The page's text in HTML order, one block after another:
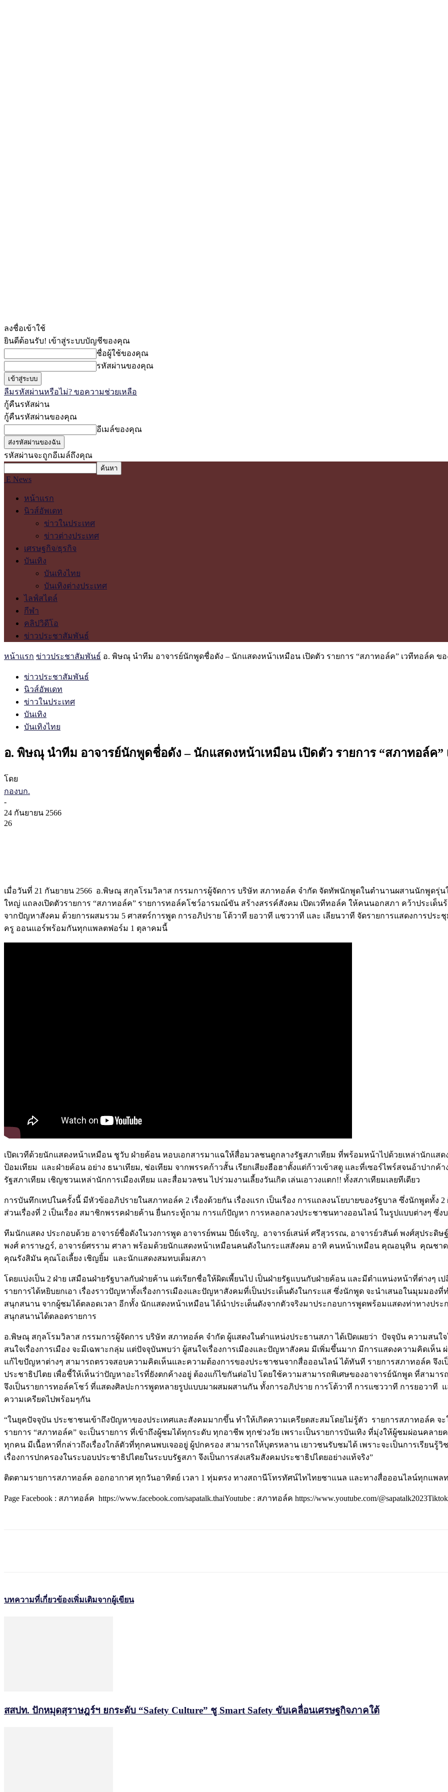
ลงชื่อเข้าใช้
ยินดีต้อนรับ! เข้าสู่ระบบบัญชีของคุณ
ชื่อผู้ใช้ของคุณ
รหัสผ่านของคุณ
ลืมรหัสผ่านหรือไม่? ขอความช่วยเหลือ
กู้คืนรหัสผ่าน
กู้คืนรหัสผ่านของคุณ
อีเมล์ของคุณ
รหัสผ่านจะถูกอีเมล์ถึงคุณ
E News
หน้าแรก
นิวส์อัพเดท
ข่าวในประเทศ
ข่าวต่างประเทศ
เศรษฐกิจ/ธุรกิจ
บันเทิง
บันเทิงไทย
บันเทิงต่างประเทศ
ไลฟ์สไตล์
กีฬา
คลิปวิดีโอ
ข่าวประชาสัมพันธ์
หน้าแรก ข่าวประชาสัมพันธ์ อ. พิษณุ นำทีม อาจารย์นักพูดชื่อดัง – นักแสดงหน้าเหมือน เปิดตัว รายการ “สภาทอล์ค” เวทีทอล์ค ข
ข่าวประชาสัมพันธ์
นิวส์อัพเดท
ข่าวในประเทศ
บันเทิง
บันเทิงไทย
อ. พิษณุ นำทีม อาจารย์นักพูดชื่อดัง – นักแสดงหน้าเหมือน เปิดตัว รายการ “สภาทอล์ค
โดย
กองบก.
-
24 กันยายน 2566
26
เมื่อวันที่ 21 กันยายน 2566 อ.พิษณุ สกุลโรมวิลาส กรรมการผู้จัดการ บริษัท สภาทอล์ค จำกัด จัดทัพนักพูดในตำนานผสานนักพูดรุ่
ใหญ่ แถลงเปิดตัวรายการ “สภาทอล์ค” รายการทอล์คโชว์อารมณ์ขัน สร้างสรรค์สังคม เปิดเวทีทอล์ค ให้คนนอกสภา คว้าประเด็
จากปัญหาสังคม ด้วยการผสมรวม 5 ศาสตร์การพูด การอภิปราย โต้วาที ยอวาที แซววาที และ เลียนวาที จัดรายการแสดงการป
ครู ออนแอร์พร้อมกันทุกแพลตฟอร์ม 1 ตุลาคมนี้
เปิดเวทีด้วยนักแสดงหน้าเหมือน ชูวับ ฝ่ายค้อน หอบเอกสารมาแฉให้สื่อมวลชนดูกลางรัฐสภาเทียม ที่พร้อมหน้าไปด้วยเหล่านักแส
ป้อมเทียม และฝ่ายค้อน อย่าง ธนาเทียม, ช่อเทียม จากพรรคก้าวสั้น เรียกเสียงฮือฮาตั้งแต่ก้าวเข้าสตู และที่เซอร์ไพร์สจนอ้าปาก
รัฐสภาเทียม เชิญชวนเหล่านักการเมืองเทียม และสื่อมวลชน ไปร่วมงานเลี้ยงวันเกิด เล่นเอาวงแตก!! ทั้งสภาเทียมเลยทีเดียว
การบันทึกเทปในครั้งนี้ มีหัวข้ออภิปรายในสภาทอล์ค 2 เรื่องด้วยกัน เรื่องแรก เป็นเรื่อง การแถลงนโยบายของรัฐบาล ซึ่งนักพูดทั้
ส่วนเรื่องที่ 2 เป็นเรื่อง สมาชิกพรรคฝ่ายค้าน ยื่นกระทู้ถาม การแก้ปัญหา การหลอกลวงประชาชนทางออนไลน์ ในรูปแบบต่างๆ ซึ่
ทีมนักแสดง ประกอบด้วย อาจารย์ชื่อดังในวงการพูด อาจารย์พนม ปีย์เจริญ, อาจารย์เสน่ห์ ศรีสุวรรณ, อาจารย์วสันต์ พงศ์สุประดิ
พงศ์ ดาราษฎร์, อาจารย์ศรราม ศาลา พร้อมด้วยนักแสดงหน้าเหมือนคนดังในกระแสสังคม อาทิ คนหน้าเหมือน คุณอนุทิน คุณ
คุณรังสิมัน คุณโอเลี้ยง เชิญยิ้ม และนักแสดงสมทบเต็มสภา
โดยแบ่งเป็น 2 ฝ่าย เสมือนฝ่ายรัฐบาลกับฝ่ายค้าน แต่เรียกชื่อให้ผิดเพี้ยนไป เป็นฝ่ายรัฐแบนกับฝ่ายค้อน และมีตำแหน่งหน้าที่ต่างๆ
รายการได้หยิบยกเอา เรื่องราวปัญหาทั้งเรื่องการเมืองและปัญหาสังคมที่เป็นประเด็นดังในกระแส ซึ่งนักพูด จะนำเสนอในมุมมองที่
สนุกสนาน จากผู้ชมได้ตลอดเวลา อีกทั้ง นักแสดงหน้าเหมือน ได้นำประเด็นดังจากตัวจริงมาประกอบการพูดพร้อมแสดงท่าทางปร
สนุกสนานได้ตลอดรายการ
อ.พิษณุ สกุลโรมวิลาส กรรมการผู้จัดการ บริษัท สภาทอล์ค จำกัด ผู้แสดงในตำแหน่งประธานสภา ได้เปิดเผยว่า ปัจจุบัน ความสนใ
สนใจเรื่องการเมือง จะมีเฉพาะกลุ่ม แต่ปัจจุบันพบว่า ผู้สนใจเรื่องการเมืองและปัญหาสังคม มีเพิ่มขึ้นมาก มีการแสดงความคิดเห็น
แก้ไขปัญหาต่างๆ สามารถตรวจสอบความคิดเห็นและความต้องการของประชาชนจากสื่อออนไลน์ ได้ทันที รายการสภาทอล์ค จึง
ประชาธิปไตย เพื่อชี้ให้เห็นว่าปัญหาอะไรที่ยังตกค้างอยู่ ต้องแก้ไขกันต่อไป โดยใช้ความสามารถพิเศษของอาจารย์นักพูด ที่สามา
จึงเป็นรายการทอล์คโชว์ ที่แสดงศิลปะการพูดหลายรูปแบบมาผสมผสานกัน ทั้งการอภิปราย การโต้วาที การแซววาที การยอวา
ความเครียดไปพร้อมๆกัน
“ในยุคปัจจุบัน ประชาชนเข้าถึงปัญหาของประเทศและสังคมมากขึ้น ทำให้เกิดความเครียดสะสมโดยไม่รู้ตัว รายการสภาทอล์ค จ
รายการ “สภาทอล์ค” จะเป็นรายการ ที่เข้าถึงผู้ชมได้ทุกระดับ ทุกอาชีพ ทุกช่วงวัย เพราะเป็นรายการบันเทิง ที่มุ่งให้ผู้ชมผ่อนคลา
ทุกคน มีเนื้อหาที่กล่าวถึงเรื่องใกล้ตัวที่ทุกคนพบเจออยู่ ผู้ปกครอง สามารถให้บุตรหลาน เยาวชนรับชมได้ เพราะจะเป็นการเรียนรู้
เรื่องการปกครองในระบอบประชาธิปไตยในระบบรัฐสภา จึงเป็นการส่งเสริมสังคมประชาธิปไตยอย่างแท้จริง”
ติดตามรายการสภาทอล์ค ออกอากาศ ทุกวันอาทิตย์ เวลา 1 ทุ่มตรง ทางสถานีโทรทัศน์ไทไทยชาแนล และทางสื่อออนไลน์ทุกแพล
Page Facebook : สภาทอล์ค https://www.facebook.com/sapatalk.thaiYoutube : สภาทอล์ค https://www.youtube.com/
บทความที่เกี่ยวข้องเพิ่มเติมจากผู้เขียน
สสปท. ปักหมุดสุราษฎร์ฯ ยกระดับ “Safety Culture” ชู Smart Safety ขับเคลื่อนเศรษฐกิจภาคใต้